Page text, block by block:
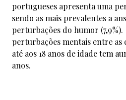
portugueses apresenta uma
sendo as mais prevalentes a
perturbações do humor
perturbações mentais entre as
até aos 18 anos de idade tem
anos.